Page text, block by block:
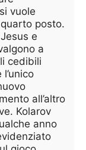
vuole
posto.
e
a
cedibili
all’altro
Kolarov
anno